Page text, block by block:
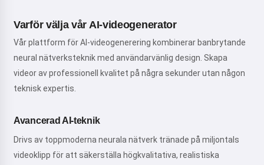
Varför välja vår AI-videogenerator
Vår plattform för AI-videogenerering kombinerar banbrytande
neural nätverksteknik med användarvänlig design. Skapa
videor av professionell kvalitet på några sekunder utan någon
teknisk expertis.
Avancerad AI-teknik
Drivs av toppmoderna neurala nätverk tränade på miljontals
videoklipp för att säkerställa högkvalitativa, realistiska